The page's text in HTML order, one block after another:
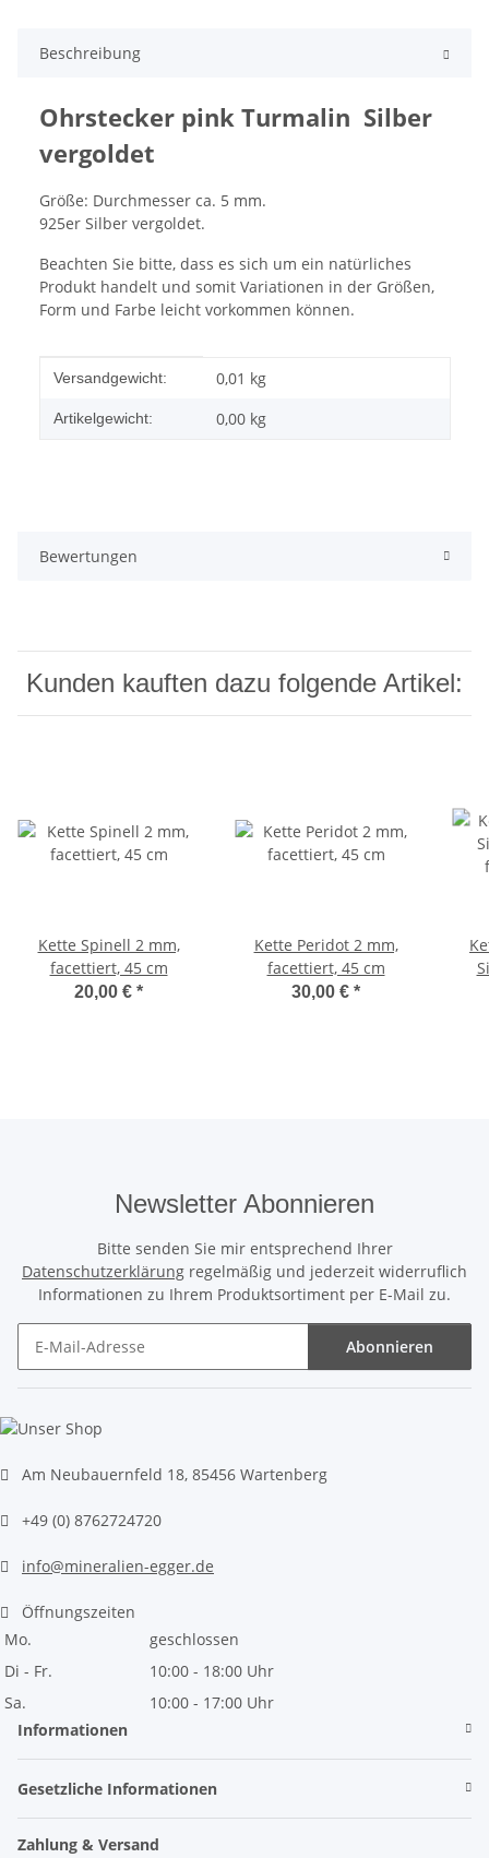
Beschreibung
Ohrstecker pink Turmalin Silber
vergoldet
Größe: Durchmesser ca. 5 mm.
925er Silber vergoldet.
Beachten Sie bitte, dass es sich um ein natürliches
Produkt handelt und somit Variationen in der Größen,
Form und Farbe leicht vorkommen können.
Produkteigenschaft
Wert
Versandgewicht: 0,01 kg
Artikelgewicht: 0,00 kg
Bewertungen
Kunden kauften dazu folgende Artikel:
Kette Spinell 2 mm,
facettiert, 45 cm
20,00 € *
Kette Peridot 2 mm,
facettiert, 45 cm
30,00 € *
Newsletter Abonnieren
Bitte senden Sie mir entsprechend Ihrer
Datenschutzerklärung regelmäßig und jederzeit widerruflich
Informationen zu Ihrem Produktsortiment per E-Mail zu.
Abonnieren
Am Neubauernfeld 18, 85456 Wartenberg
+49 (0) 8762724720
info@mineralien-egger.de
Öffnungszeiten
Mo.
geschlossen
Di - Fr.
10:00 - 18:00 Uhr
Sa.
10:00 - 17:00 Uhr
Informationen
Gesetzliche Informationen
Zahlung & Versand